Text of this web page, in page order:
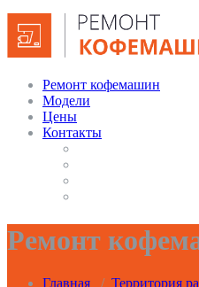
Ремонт кофемашин
Модели
Цены
Контакты
Ремонт
Главная / Территория